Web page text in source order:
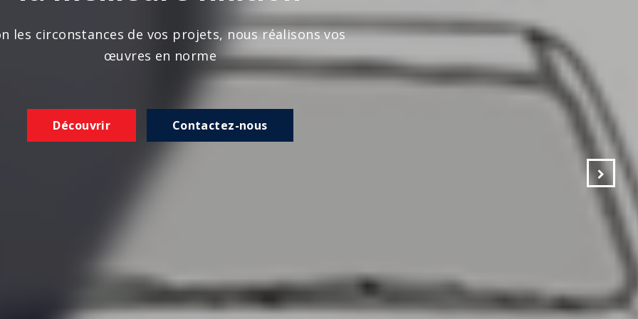
les circonstances de vos projets, nous réalisons vos
œuvres en norme
Découvrir Contactez-nous